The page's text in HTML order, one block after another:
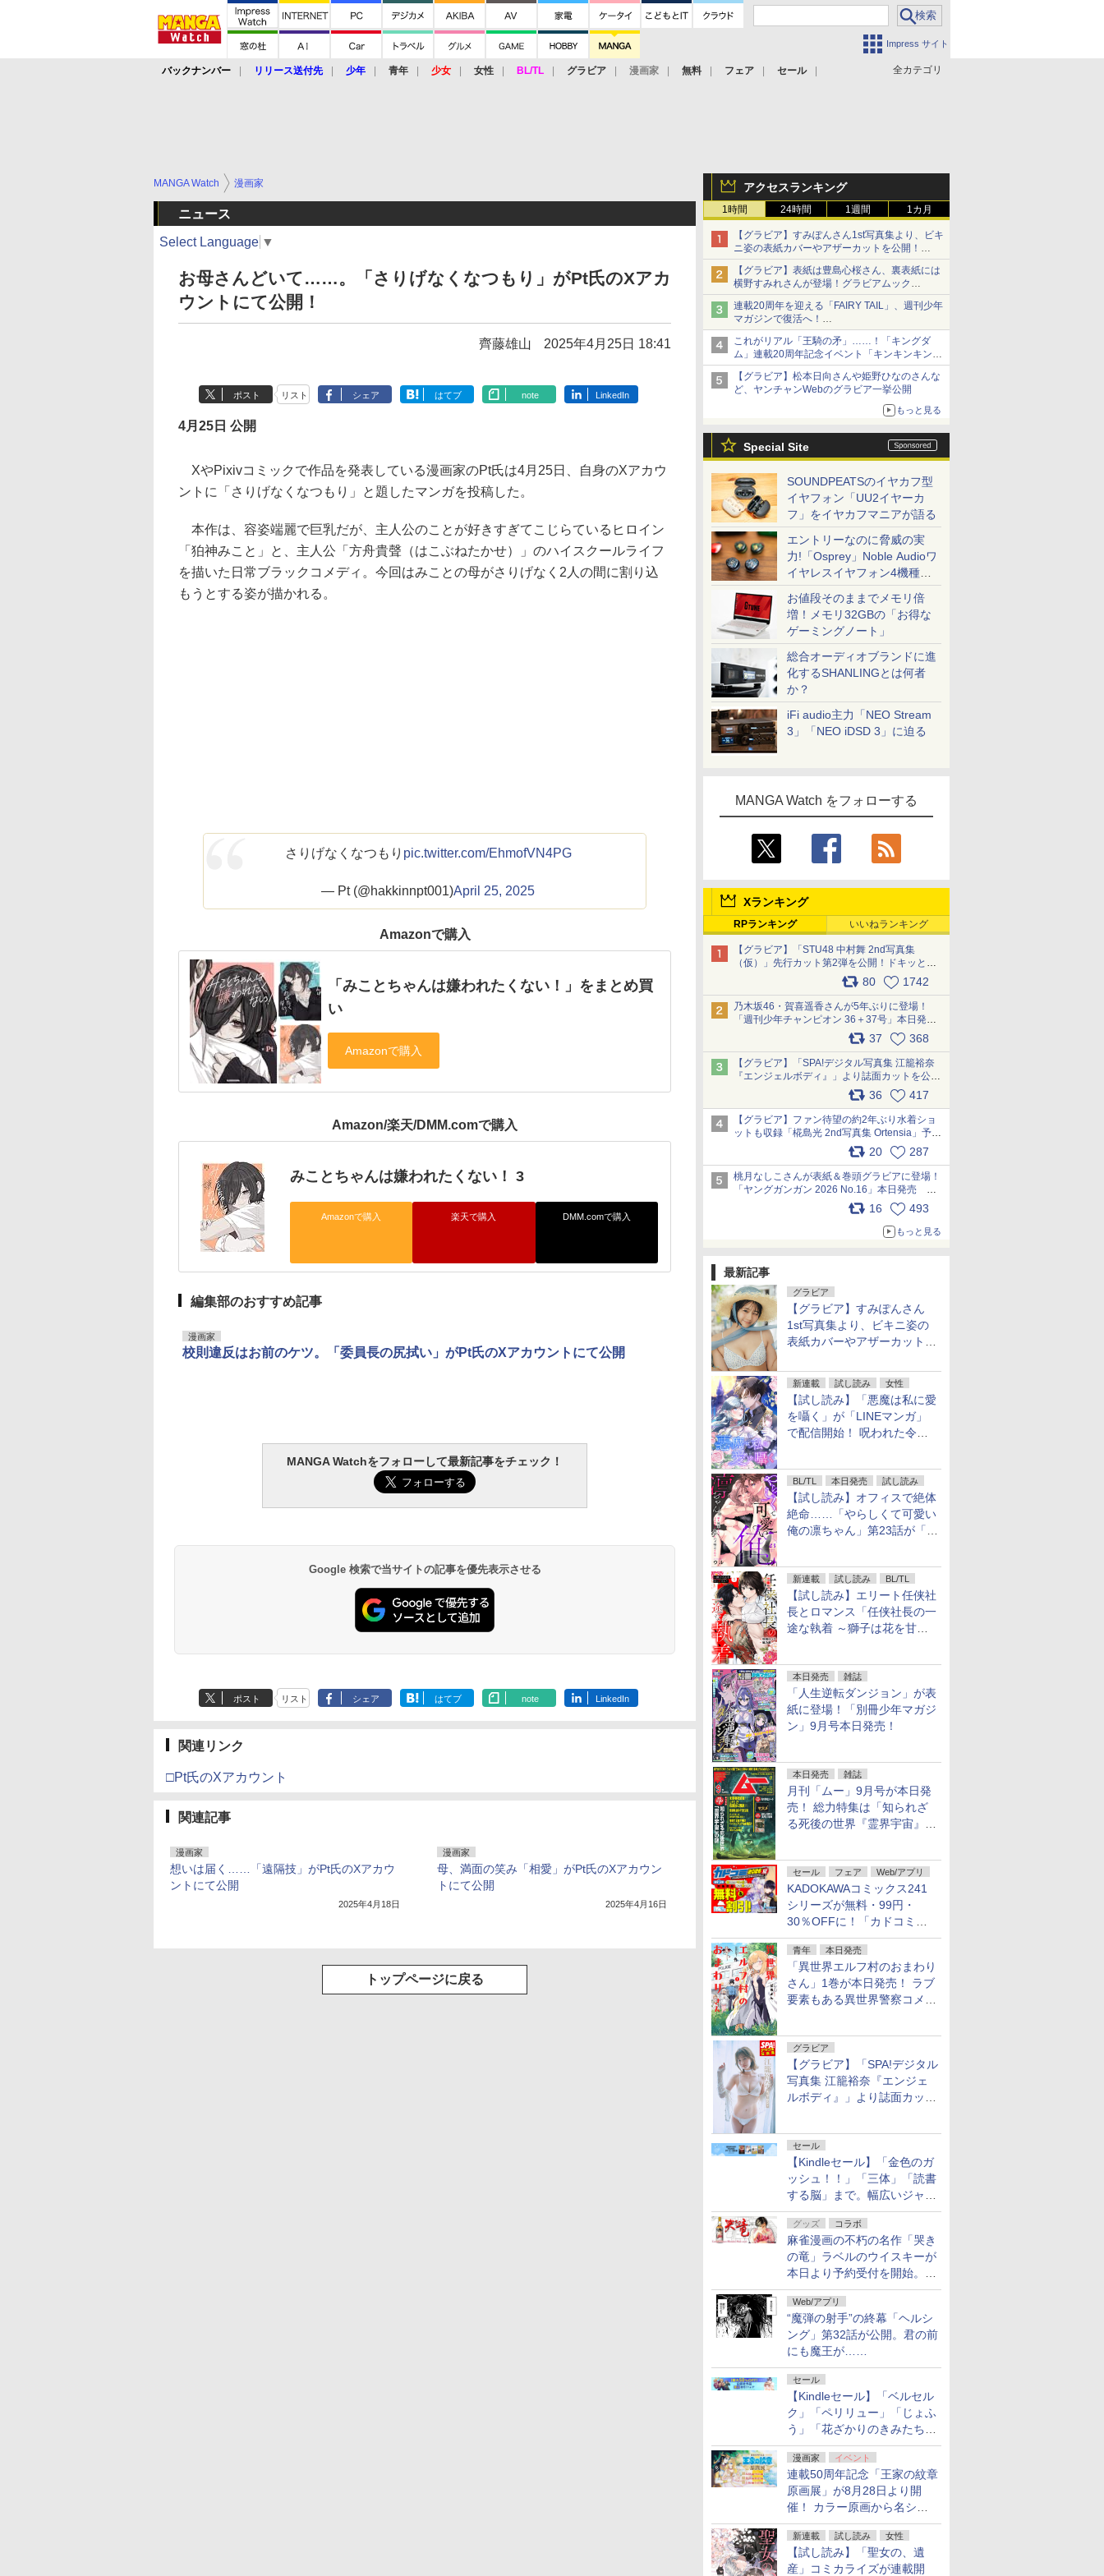
Impress サイト
全カテゴリ
バックナンバー リリース送付先 少年 青年 少女 女性 BL/TL グラビア 漫画家 無料 フェア セール
アクセスランキング
1時間 24時間 1週間 1カ月
【グラビア】すみぽんさん1st写真集より、ビキ
ニ姿の表紙カバーやアザーカットを公開！
タイトルは「offcourt（オフコート）」に決定
【グラビア】表紙は豊島心桜さん、裏表紙には
横野すみれさんが登場！グラビアムック
「PARADE」2026夏号が本日発売
連載20周年を迎える「FAIRY TAIL」、週刊少年
マガジンで復活へ！
20周年特設記念サイトでは特別動画や真島ヒロ
氏のコメントも掲載
これがリアル「王騎の矛」……！「キングダ
ム」連載20周年記念イベント「キンキンキング
ダム」開幕フォトレポート
【グラビア】松本日向さんや姫野ひなのさんな
ど、ヤンチャンWebのグラビア一挙公開
もっと見る
Special Site
SOUNDPEATSのイヤカフ型
イヤフォン「UU2イヤーカ
フ」をイヤカフマニアが語る
エントリーなのに脅威の実
力!「Osprey」Noble Audioワ
イヤレスイヤフォン4機種を
一気に聴く
お値段そのままでメモリ倍
増！メモリ32GBの「お得な
ゲーミングノート」
総合オーディオブランドに進
化するSHANLINGとは何者
か？
iFi audio主力「NEO Stream
3」「NEO iDSD 3」に迫る
MANGA Watch をフォローする
Xランキング
RPランキング いいねランキング
【グラビア】「STU48 中村舞 2nd写真集
（仮）」先行カット第2弾を公開！ドキッとす
るランジェリーカットなど新たな挑戦
80 1742
乃木坂46・賀喜遥香さんが5年ぶりに登場！
「週刊少年チャンピオン 36＋37号」本日発
売 pic.x.com/2Mo85ZlRvK
37 368
【グラビア】「SPA!デジタル写真集 江籠裕奈
『エンジェルボディ』」より誌面カットを公
開！ pic.x.com/Yl52UEMoko 36 417
【グラビア】ファン待望の約2年ぶり水着ショ
ットも収録「椛島光 2nd写真集 Ortensia」予約
20 287
桃月なしこさんが表紙＆巻頭グラビアに登場！
「ヤングガンガン 2026 No.16」本日発売
16 493
もっと見る
最新記事
グラビア
【グラビア】すみぽんさん
1st写真集より、ビキニ姿の
表紙カバーやアザーカットを
新連載 試し読み 女性
【試し読み】「悪魔は私に愛
を囁く」が「LINEマンガ」
で配信開始！ 呪われた令嬢×
BL/TL 本日発売 試し読み
【試し読み】オフィスで絶体
絶命……「やらしくて可愛い
俺の凛ちゃん」第23話が「コ
新連載 試し読み BL/TL
【試し読み】エリート任侠社
長とロマンス「任侠社長の一
途な執着 ～獅子は花を甘く
本日発売 雑誌
「人生逆転ダンジョン」が表
紙に登場！「別冊少年マガジ
ン」9月号本日発売！
本日発売 雑誌
月刊「ムー」9月号が本日発
売！ 総力特集は「知られざ
る死後の世界『霊界宇宙』の
セール フェア Web/アプリ
KADOKAWAコミックス241
シリーズが無料・99円・
30％OFFに！「カドコミフ
ェア 2026」第2弾が開催中！
青年 本日発売
「異世界エルフ村のおまわり
さん」1巻が本日発売！ ラブ
要素もある異世界警察コメデ
グラビア
【グラビア】「SPA!デジタル
写真集 江籠裕奈『エンジェ
ルボディ』」より誌面カット
セール
【Kindleセール】「金色のガ
ッシュ！！」「三体」「読書
する脳」まで。幅広いジャン
ルの電子書籍が最大65％オ
フ！「Kindle本サマーセー
ル」第2弾が開催中！
グッズ コラボ
麻雀漫画の不朽の名作「哭き
の竜」ラベルのウイスキーが
本日より予約受付を開始。8
月16日まで
Web/アプリ
“魔弾の射手”の終幕「ヘルシ
ング」第32話が公開。君の前
にも魔王が……
セール
【Kindleセール】「ベルセル
ク」「ペリリュー」「じょふ
う」「花ざかりのきみたち
へ」などが最大50％オフ！
「白泉社 夏の大割引セー
ル」が開催中！
漫画家 イベント
連載50周年記念「王家の紋章
原画展」が8月28日より開
催！ カラー原画から名シー
ンの原稿まで
新連載 試し読み 女性
【試し読み】「聖女の、遺
産」コミカライズが連載開
MANGA Watch 漫画家
ニュース
Select Language ▼
お母さんどいて……。「さりげなくなつもり」がPt氏のXアカ
ウントにて公開！
齊藤雄山 2025年4月25日 18:41
ポスト リスト シェア はてブ note LinkedIn
4月25日 公開
XやPixivコミックで作品を発表している漫画家のPt氏は4月25日、自身のXアカウ
ントに「さりげなくなつもり」と題したマンガを投稿した。
本作は、容姿端麗で巨乳だが、主人公のことが好きすぎてこじらているヒロイン
「狛神みこと」と、主人公「方舟貴聲（はこぶねたかせ）」のハイスクールライフ
を描いた日常ブラックコメディ。今回はみことの母がさりげなく2人の間に割り込
もうとする姿が描かれる。
さりげなくなつもり pic.twitter.com/EhmofVN4PG
— Pt (@hakkinnpt001)April 25, 2025
Amazonで購入
「みことちゃんは嫌われたくない！」をまとめ買
い
Amazon/楽天/DMM.comで購入
みことちゃんは嫌われたくない！ 3
Amazonで購入 楽天で購入 DMM.comで購入
編集部のおすすめ記事
漫画家
校則違反はお前のケツ。「委員長の尻拭い」がPt氏のXアカウントにて公開
MANGA Watchをフォローして最新記事をチェック！
Google 検索で当サイトの記事を優先表示させる
ポスト リスト シェア はてブ note LinkedIn
関連リンク
□Pt氏のXアカウント
関連記事
漫画家
想いは届く……「遠隔技」がPt氏のXアカウ
ントにて公開
2025年4月18日
漫画家
母、満面の笑み「相愛」がPt氏のXアカウン
トにて公開
2025年4月16日
トップページに戻る